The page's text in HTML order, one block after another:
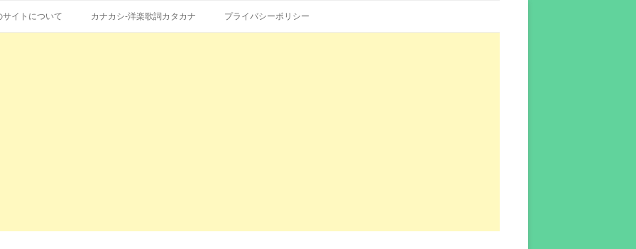
訳、英語の意味、読み方
ン
ン
サイトについて カナカシ-洋楽歌詞カタカナ プライバシーポリシー